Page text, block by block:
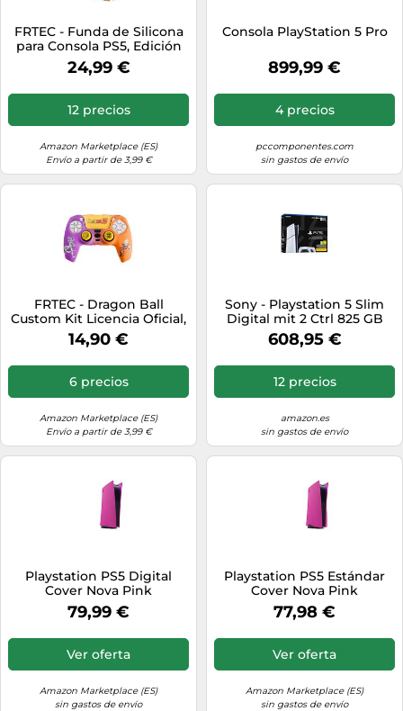
FRTEC - Funda de Silicona
para Consola PS5, Edición
Disco, Diseño Dragon Ball
Z, Anti-Polvo y Anti-
Silicona PS5, Fácil
Instalación (Slim)
24,99 €
12 precios
Amazon Marketplace (ES)
Envío a partir de 3,99 €
Consola PlayStation 5 Pro
899,99 €
4 precios
pccomponentes.com
sin gastos de envío
FRTEC - Dragon Ball
Custom Kit Licencia Oficial,
Carcasa Rígida + Grips +
Sticker Touchpad para
DualSense, PS5
14,90 €
6 precios
Amazon Marketplace (ES)
Envío a partir de 3,99 €
Sony - Playstation 5 Slim
Digital mit 2 Ctrl 825 GB
Wifi Negro, Blanco
608,95 €
12 precios
amazon.es
sin gastos de envío
Playstation PS5 Digital
Cover Nova Pink
79,99 €
Ver oferta
Amazon Marketplace (ES)
sin gastos de envío
Playstation PS5 Estándar
Cover Nova Pink
77,98 €
Ver oferta
Amazon Marketplace (ES)
sin gastos de envío